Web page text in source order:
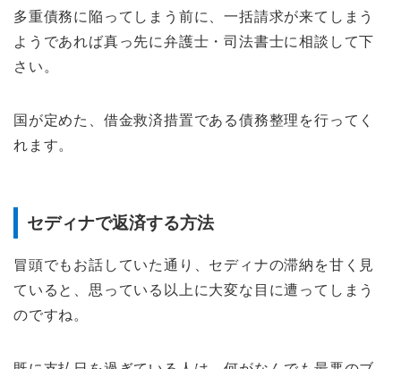
多重債務に陥ってしまう前に、一括請求が来てしまう
ようであれば真っ先に弁護士・司法書士に相談して下
さい。
国が定めた、借金救済措置である債務整理を行ってく
れます。
セディナで返済する方法
冒頭でもお話していた通り、セディナの滞納を甘く見
ていると、思っている以上に大変な目に遭ってしまう
のですね。